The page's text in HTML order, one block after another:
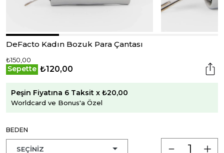
DeFacto Kadın Bozuk Para Çantası
₺150,00
Sepette ₺120,00
Peşin Fiyatına 6 Taksit x ₺20,00
Worldcard ve Bonus'a Özel
BEDEN